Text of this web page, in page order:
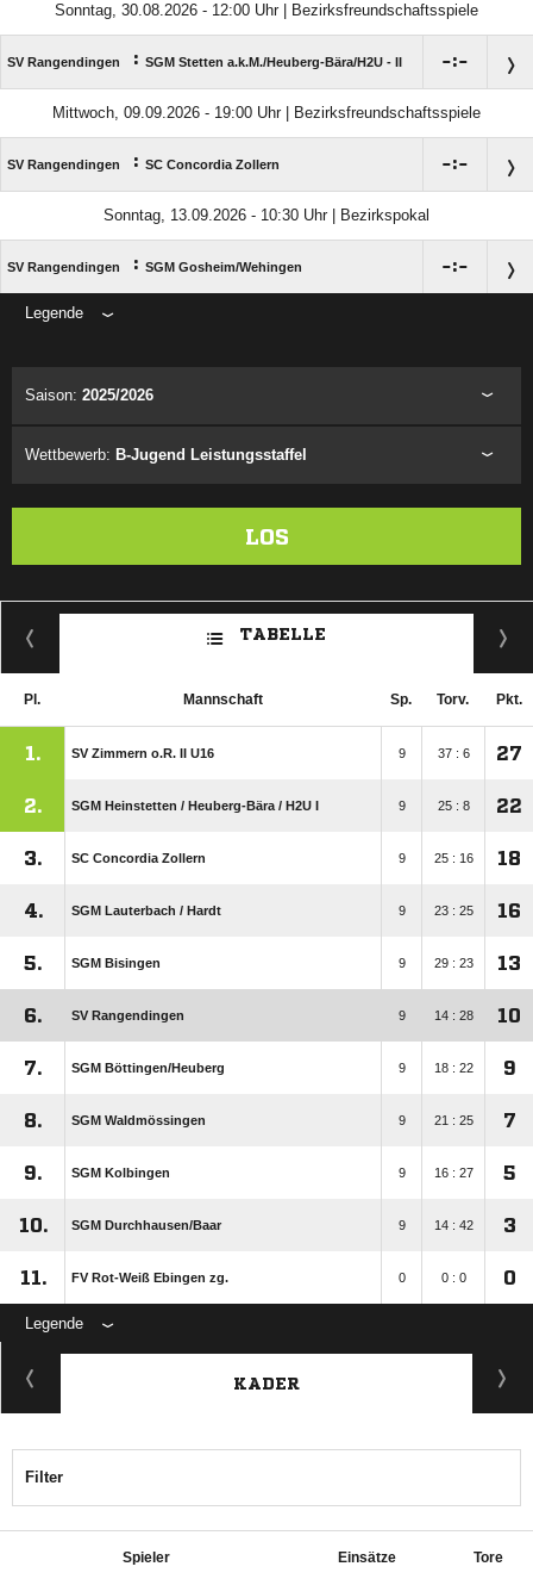
Sonntag, 30.08.2026 - 12:00 Uhr | Bezirksfreundschaftsspiele
SV Rangendingen : SGM Stetten a.k.M./​Heuberg-Bära/​H2U - II :
Mittwoch, 09.09.2026 - 19:00 Uhr | Bezirksfreundschaftsspiele
SV Rangendingen : SC Concordia Zollern :
Sonntag, 13.09.2026 - 10:30 Uhr | Bezirkspokal
SV Rangendingen : SGM Gosheim/​Wehingen :
Legende
Saison: 2025/2026
Wettbewerb: B-Jugend Leistungsstaffel
LOS
TABELLE
Pl. Mannschaft Sp. Torv. Pkt.
1. SV Zimmern o.R. II U16 9 37 : 6 27
2. SGM Heinstetten /​ Heuberg-Bära /​ H2U I 9 25 : 8 22
3. SC Concordia Zollern 9 25 : 16 18
4. SGM Lauterbach /​ Hardt 9 23 : 25 16
5. SGM Bisingen 9 29 : 23 13
6. SV Rangendingen 9 14 : 28 10
7. SGM Böttingen/​Heuberg 9 18 : 22 9
8. SGM Waldmössingen 9 21 : 25 7
9. SGM Kolbingen 9 16 : 27 5
10. SGM Durchhausen/​Baar 9 14 : 42 3
11. FV Rot-Weiß Ebingen zg. 0 0 : 0 0
Legende
KADER
Filter
Spieler Einsätze Tore